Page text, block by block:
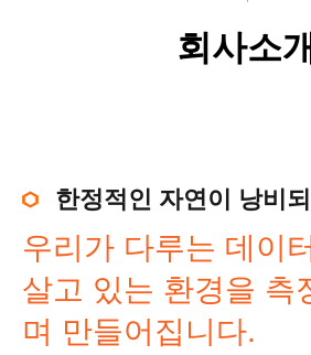
회사소
한정적인 자연이 낭비
우리가 다루는 데이
살고 있는 환경을 측
며 만들어집니다.